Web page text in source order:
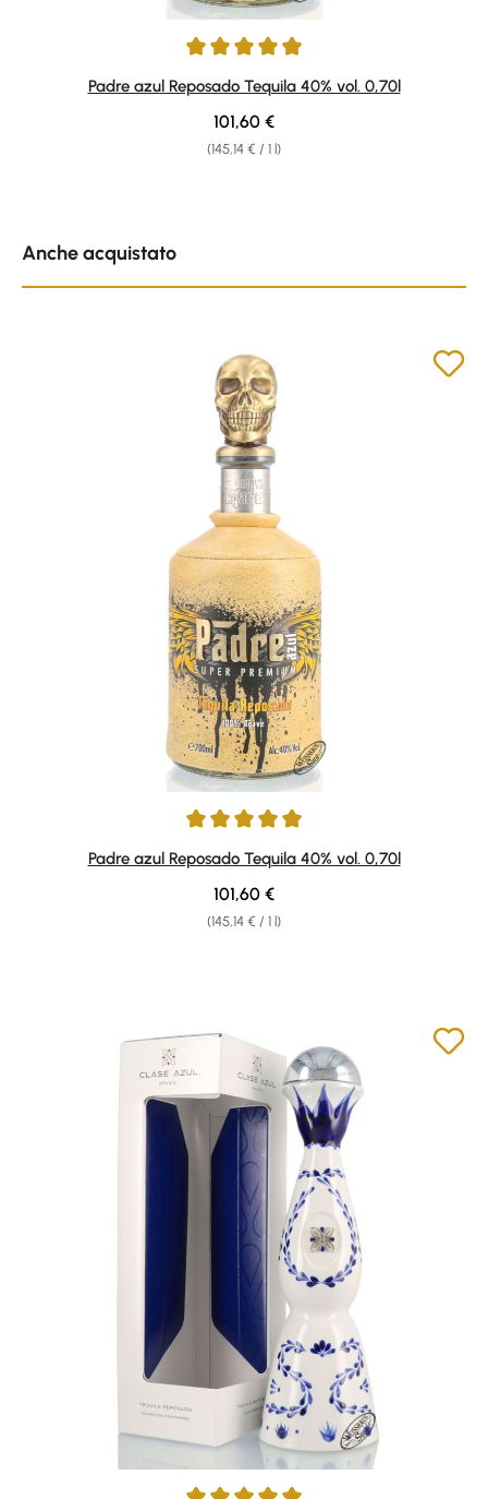
Average rating of 4.95 out of 5 stars
Padre azul Reposado Tequila 40% vol. 0,70l
(145,14 € / 1 l)
Regular price:
101,60 €
Anche acquistato
Average rating of 4.95 out of 5 stars
Padre azul Reposado Tequila 40% vol. 0,70l
(145,14 € / 1 l)
Regular price:
101,60 €